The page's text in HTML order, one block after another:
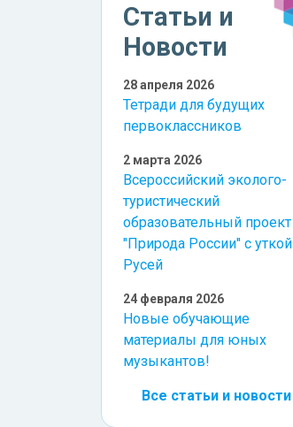
Статьи и
Новости
28 апреля 2026
Тетради для будущих
первоклассников
2 марта 2026
Всероссийский эколого-
туристический
образовательный проект
"Природа России" с уткой
Русей
24 февраля 2026
Новые обучающие
материалы для юных
музыкантов!
Все статьи и новости